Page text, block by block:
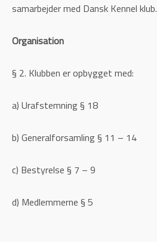
samarbejder med Dansk Kennel klub.
Organisation
§ 2. Klubben er opbygget med:
a) Urafstemning § 18
b) Generalforsamling § 11 – 14
c) Bestyrelse § 7 – 9
d) Medlemmerne § 5